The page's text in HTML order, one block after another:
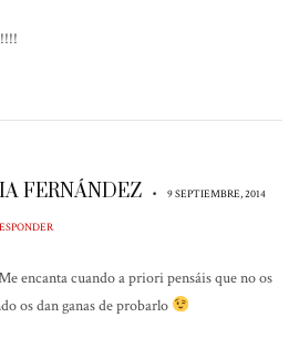
FERNÁNDEZ • 9 SEPTIEMBRE, 2014
encanta cuando a priori pensáis que no os
os dan ganas de probarlo